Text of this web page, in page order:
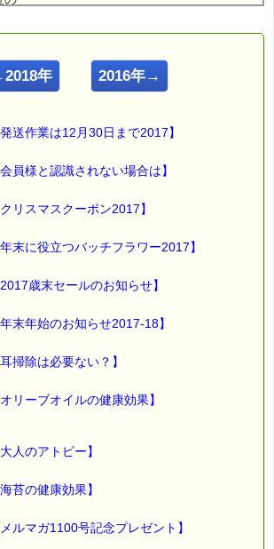
2017.07.10 VOL.1061号
に悪い？】
という
です。
らないで
の方が
うな
していると
まれます。
年 2016年→
送作業は12月30日まで2017】
員様と認識されない場合は】
リスマスクーポン2017】
末に役立つバッチフラワー2017】
歳末セールのお知らせ】
末年始のお知らせ2017-18】
掃除は必要ない？】
リーブオイルの健康効果】
人のアトピー】
苔の健康効果】
ルマガ1100号記念プレゼント】